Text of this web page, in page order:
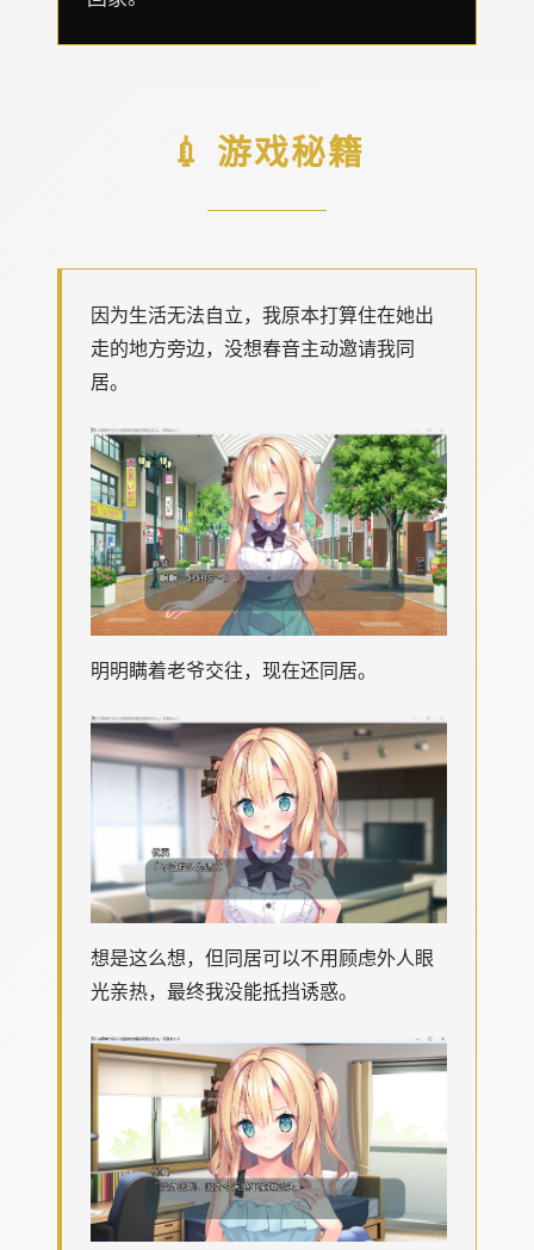
💉 游戏秘籍
因为生活无法自立，我原本打算住在她出
走的地方旁边，没想春音主动邀请我同
居。
明明瞒着老爷交往，现在还同居。
想是这么想，但同居可以不用顾虑外人眼
光亲热，最终我没能抵挡诱惑。